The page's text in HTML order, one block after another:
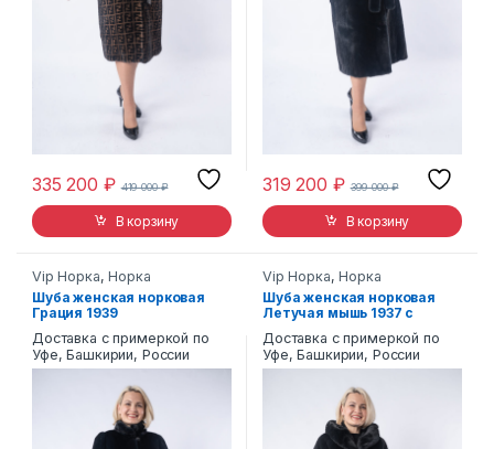
335 200 ₽ 419 000₽
В корзину
319 200 ₽ 399 000₽
В корзину
Vip Норка,Норка
Шуба женская норковая
Грация 1939
Доставка с примеркой по
Уфе, Башкирии, России
Vip Норка,Норка
Шуба женская норковая
Летучая мышь 1937 с
Доставка с примеркой по
Уфе, Башкирии, России